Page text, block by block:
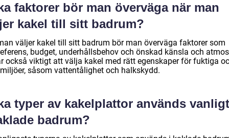
faktorer bör man överväga när man
kakel till sitt badrum?
väljer kakel till sitt badrum bör man överväga faktorer som
budget, underhållsbehov och önskad känsla och
också viktigt att välja kakel med rätt egenskaper för fuktiga
såsom vattentålighet och halkskydd.
typer av kakelplattor används
badrum?